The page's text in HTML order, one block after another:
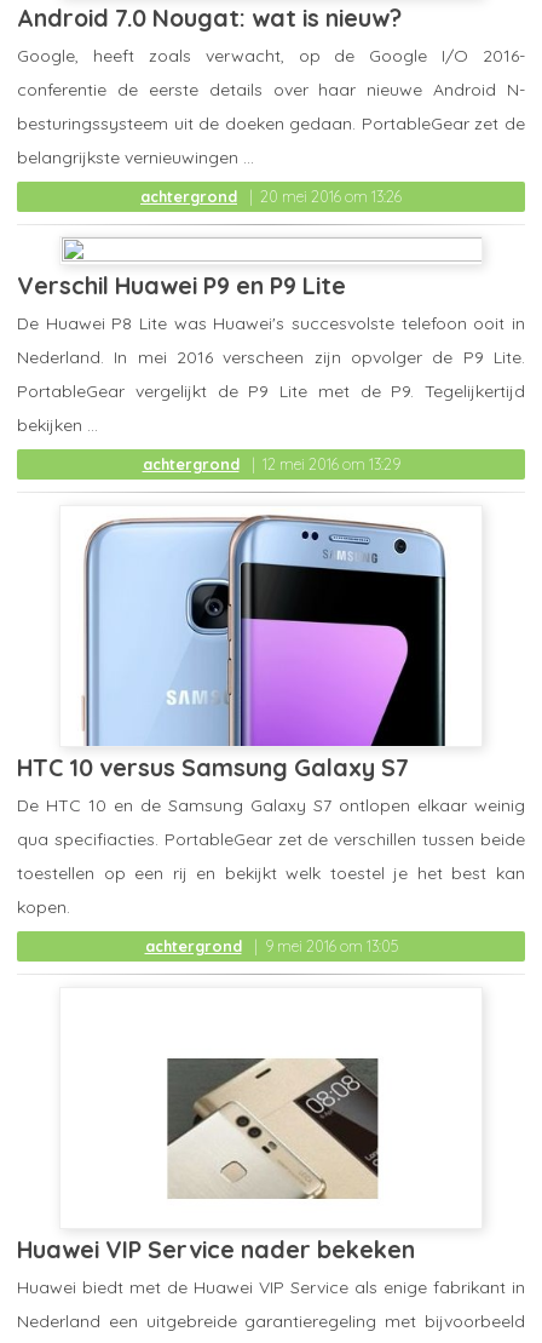
Android 7.0 Nougat: wat is nieuw?
achtergrond 20 mei 2016 om 13:26
Google, heeft zoals verwacht, op de Google I/O 2016-
conferentie de eerste details over haar nieuwe Android N-
besturingssysteem uit de doeken gedaan. PortableGear zet de
belangrijkste vernieuwingen ...
Verschil Huawei P9 en P9 Lite
achtergrond 12 mei 2016 om 13:29
De Huawei P8 Lite was Huawei's succesvolste telefoon ooit in
Nederland. In mei 2016 verscheen zijn opvolger de P9 Lite.
PortableGear vergelijkt de P9 Lite met de P9. Tegelijkertijd
bekijken ...
HTC 10 versus Samsung Galaxy S7
achtergrond 9 mei 2016 om 13:05
De HTC 10 en de Samsung Galaxy S7 ontlopen elkaar weinig
qua specifiacties. PortableGear zet de verschillen tussen beide
toestellen op een rij en bekijkt welk toestel je het best kan
kopen.
Huawei VIP Service nader bekeken
Huawei biedt met de Huawei VIP Service als enige fabrikant in
Nederland een uitgebreide garantieregeling met bijvoorbeeld